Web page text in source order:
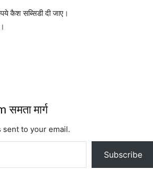
कैश सब्सिडी दी जाए।
मार्ग
to your email.
Subscribe